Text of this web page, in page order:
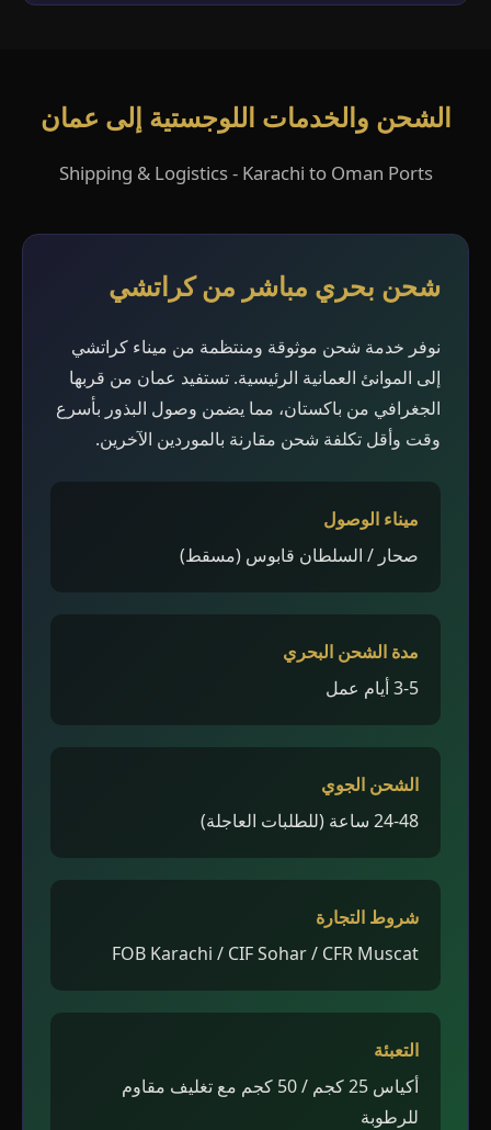
الشحن والخدمات اللوجستية إلى عمان
Shipping & Logistics - Karachi to Oman Ports
شحن بحري مباشر من كراتشي
نوفر خدمة شحن موثوقة ومنتظمة من ميناء كراتشي
إلى الموانئ العمانية الرئيسية. تستفيد عمان من قربها
الجغرافي من باكستان، مما يضمن وصول البذور بأسرع
وقت وأقل تكلفة شحن مقارنة بالموردين الآخرين.
ميناء الوصول
صحار / السلطان قابوس (مسقط)
مدة الشحن البحري
3-5 أيام عمل
الشحن الجوي
24-48 ساعة (للطلبات العاجلة)
شروط التجارة
FOB Karachi / CIF Sohar / CFR Muscat
التعبئة
أكياس 25 كجم / 50 كجم مع تغليف مقاوم
للرطوبة